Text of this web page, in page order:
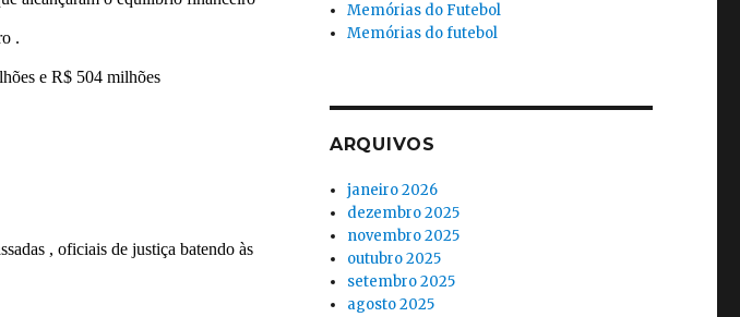
Memórias do Futebol
Memórias do futebol
ARQUIVOS
janeiro 2026
dezembro 2025
novembro 2025
outubro 2025
setembro 2025
agosto 2025